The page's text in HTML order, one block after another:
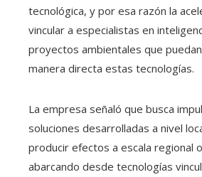
tecnológica, y por esa razón la
vincular a especialistas en
proyectos ambientales que
manera directa estas tecnologías.
La empresa señaló que busca
soluciones desarrolladas a nivel
producir efectos a escala regional
abarcando desde tecnologías